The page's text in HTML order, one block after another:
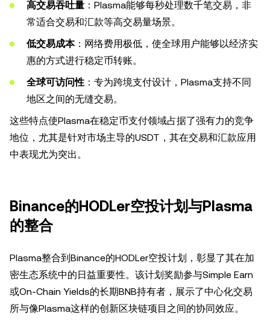
高交易吞吐量 ：Plasma能够每秒处理数千笔交易，非
常适合交易和汇款等高交易量场景。
低交易成本：网络费用极低，使全球用户能够以经济实
惠的方式进行稳定币转账。
全球可访问性 ：专为跨境支付设计，Plasma支持不同
地区之间的无缝交易。
这些特点使Plasma在稳定币支付领域占据了强有力的竞争
地位，尤其是针对市场主导的USDT，其在交易和汇款应用
中表现尤为突出。
Binance的HODLer空投计划与Plasma
的整合
Plasma整合到Binance的HODLer空投计划，彰显了其在加
密生态系统中的日益重要性。该计划奖励参与Simple Earn
或On-Chain Yields的长期BNB持有者，展示了中心化交易
所与像Plasma这样的创新区块链项目之间的协同效应。